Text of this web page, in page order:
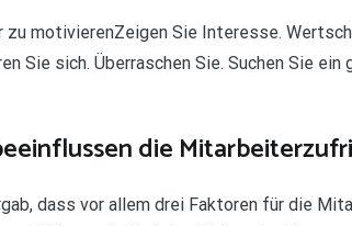
motivierenZeigen Sie Interesse.
Sie sich. Überraschen Sie. Suchen Sie
die
dass vor allem drei Faktoren für die